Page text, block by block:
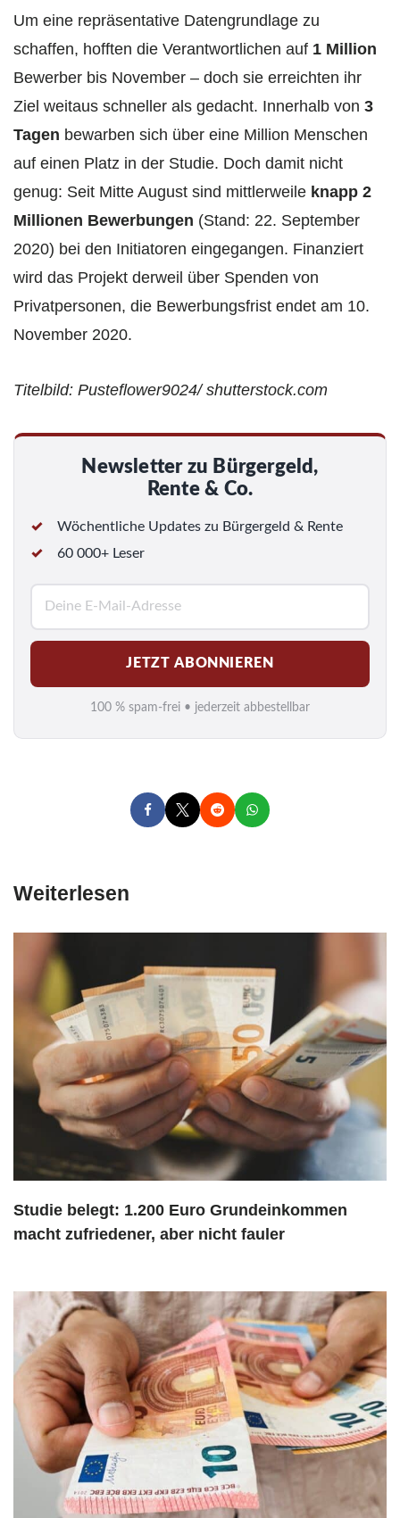
Um eine repräsentative Datengrundlage zu
schaffen, hofften die Verantwortlichen auf 1 Million
Bewerber bis November – doch sie erreichten ihr
Ziel weitaus schneller als gedacht. Innerhalb von 3
Tagen bewarben sich über eine Million Menschen
auf einen Platz in der Studie. Doch damit nicht
genug: Seit Mitte August sind mittlerweile knapp 2
Millionen Bewerbungen (Stand: 22. September
2020) bei den Initiatoren eingegangen. Finanziert
wird das Projekt derweil über Spenden von
Privatpersonen, die Bewerbungsfrist endet am 10.
November 2020.
Titelbild: Pusteflower9024/ shutterstock.com
Newsletter zu Bürgergeld,
Rente & Co.
Wöchentliche Updates zu Bürgergeld & Rente
60 000+ Leser
M
a
i
l
*
JETZT ABONNIEREN
100 % spam-frei • jederzeit abbestellbar
Weiterlesen
Studie belegt: 1.200 Euro Grundeinkommen
macht zufriedener, aber nicht fauler